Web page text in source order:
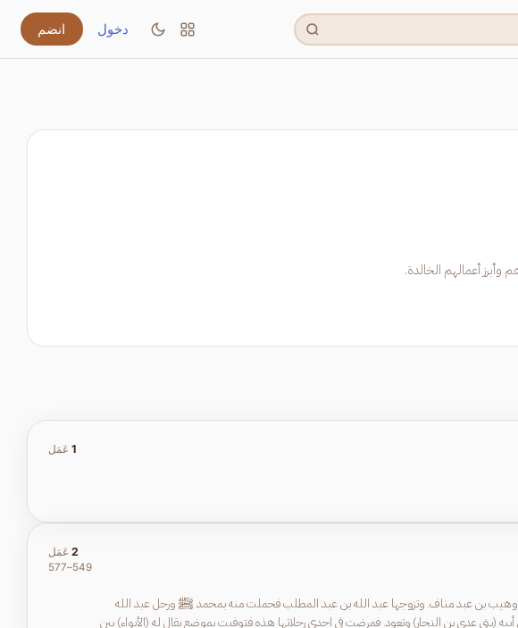
دخول انضم
أعمالهم الخالدة.
1 عَمَل
آمنة بنت وهب بن عبد مناف، من قريش. أم النبي ﷺ كانت أفضل امرأة في قريش نسباً ومكانة. امتازت بالذكاء وحسن البيان. رباها عمها وهيب بن عبد مناف. وتزوجها عبد الله بن عبد المطلب فحملت منه بمحمد ﷺ ورحل عبد الله
(بني عدي بن النجار) وتعود. فمرضت في احدى رحلاتها هذه فتوفيت بموضع يقال له (الأبواء) بين
2 عَمَل
549–577